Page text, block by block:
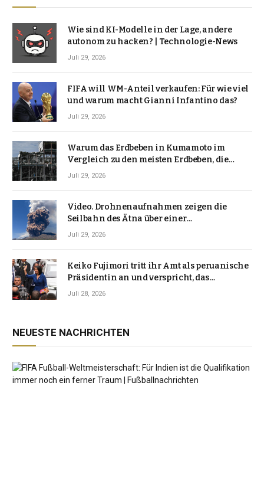
Wie sind KI-Modelle in der Lage, andere
autonom zu hacken? | Technologie-News
Juli 29, 2026
FIFA will WM-Anteil verkaufen: Für wie viel
und warum macht Gianni Infantino das?
Juli 29, 2026
Warum das Erdbeben in Kumamoto im
Vergleich zu den meisten Erdbeben, die
Japan erschütterten, ungewöhnlich ist
Juli 29, 2026
Video. Drohnenaufnahmen zeigen die
Seilbahn des Ätna über einer
Vulkanlandschaft
Juli 29, 2026
Keiko Fujimori tritt ihr Amt als peruanische
Präsidentin an und verspricht, das
Jahrzehnt der Instabilität zu beenden
Juli 28, 2026
NEUESTE NACHRICHTEN